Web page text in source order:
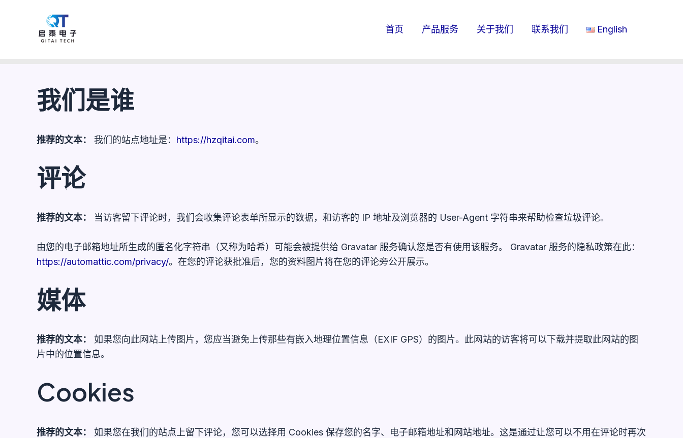
首页 产品服务 关于我们 联系我们 English
隐私政策
我们是谁
推荐的文本： 我们的站点地址是： https://hzqitai.com。
评论
推荐的文本： 当访客留下评论时，我们会收集评论表单所显示的数据，和访客的 IP 地址及浏览器的 User-Agent 字符串来帮助检查垃圾评论。
由您的电子邮箱地址所生成的匿名化字符串（又称为哈希）可能会被提供给 Gravatar 服务确认您是否有使用该服务。 Gravatar 服务的隐私政策在此：
https://automattic.com/privacy/。在您的评论获批准后，您的资料图片将在您的评论旁公开展示。
媒体
推荐的文本： 如果您向此网站上传图片，您应当避免上传那些有嵌入地理位置信息（EXIF GPS）的图片。此网站的访客将可以下载并提取此网站的图
片中的位置信息。
Cookies
推荐的文本： 如果您在我们的站点上留下评论，您可以选择用 Cookies 保存您的名字、电子邮箱地址和网站地址。这是通过让您可以不用在评论时再次